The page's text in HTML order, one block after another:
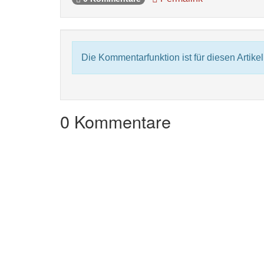
Die Kommentarfunktion ist für diesen
0 Kommentare